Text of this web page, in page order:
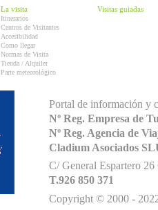
La visita
Itinerarios
Centros de Visitantes
Accesibilidad
Como llegar
Normas de Visita
Tienda / Alquiler
Parte meteorológico
Visitas guiadas
Portal de información y
Nº Reg. Empresa de
Nº Reg. Agencia de
Cladium Asociados
C/ General Espartero
T.926 850 371
Copyright © 2000 -